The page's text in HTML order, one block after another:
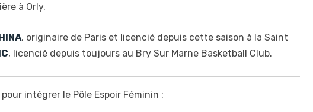
à Orly.
, originaire de Paris et licencié depuis cette saison à la Saint
, licencié depuis toujours au Bry Sur Marne Basketball Club.
intégrer le Pôle Espoir Féminin :